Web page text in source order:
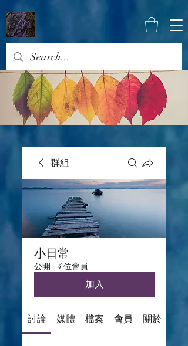
群組
小日常
公開 · 4 位會員
加入
討論 媒體 檔案 會員 關於